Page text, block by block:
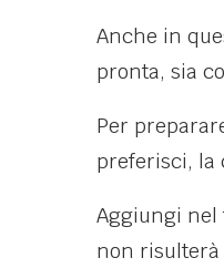
Anche in
pronta, sia
Per
preferisci, la
Aggiungi nel
non risulterà